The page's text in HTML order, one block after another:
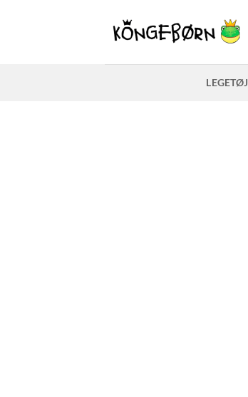
LEGETØJ